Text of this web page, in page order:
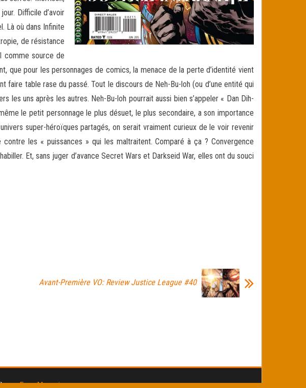
Difficile d’avoir
Là où dans Infinite
de résistance
comme source de
que pour les personnages de comics, la menace de la perte d’identité vient
table rase du passé. Tout le discours de Neh-Bu-loh (ou d’une entité qui
uns après les autres. Neh-Bu-loh pourrait aussi bien s’appeler « Dan Dih-
le petit personnage le plus désuet, le plus secondaire, a son importance
super-héroïques partagés, on serait vraiment curieux de le voir revenir
les « puissances » qui les maltraitent. Comparé à ça ? Convergence
Et, sans juger d’avance Secret Wars et Darkseid War, elles ont du souci
Avant-Première VO: Review Justice League #40
:Envo Magazine